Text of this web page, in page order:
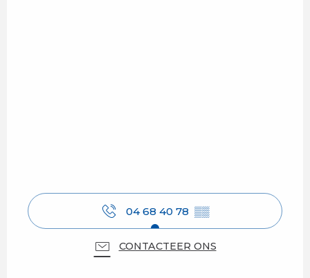
04 68 40 78 ▒▒
CONTACTEER ONS